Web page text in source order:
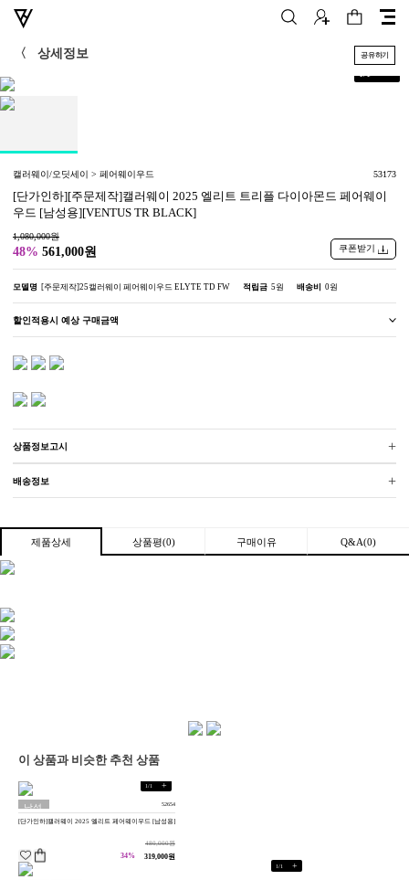
〈 상세정보 공유하기
+
캘러웨이/오딧세이 > 페어웨이우드 53173
[단가인하][주문제작]캘러웨이 2025 엘리트 트리플 다이아몬드 페어웨이
우드 [남성용][VENTUS TR BLACK]
1,080,000원
48% 561,000원 쿠폰받기
모델명 [주문제작]25캘러웨이 페어웨이우드 ELYTE TD FW 적립금 5원 배송비 0원
할인적용시 예상 구매금액
상품정보고시 +
배송정보 +
제품상세 상품평(0) 구매이유 Q&A(0)
이 상품과 비슷한 추천 상품
1/1 +
남성
용
52654
[단가인하]캘러웨이 2025 엘리트 페어웨이우드 [남성용]
480,000원
34% 319,000원
1/1 +